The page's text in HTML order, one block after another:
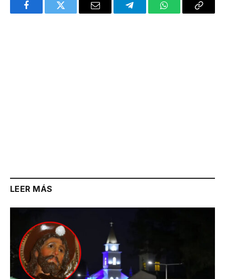
FacebookTwitter Email TelegramWhatsAppCopy
LEER MÁS